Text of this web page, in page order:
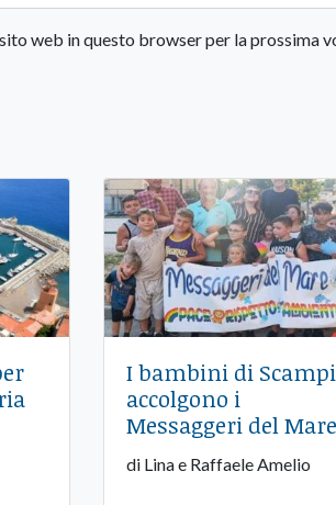
web in questo browser per la prossima
I bambini di
accolgono i
Messaggeri del Mare
di Lina e Raffaele Amelio